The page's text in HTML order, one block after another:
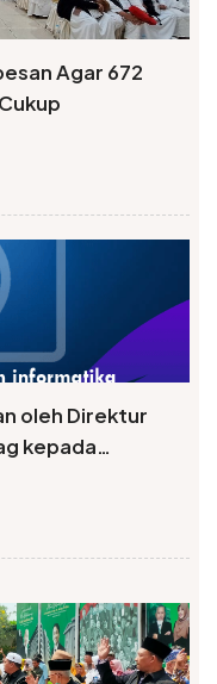
Agar 672
oleh Direktur
kepada